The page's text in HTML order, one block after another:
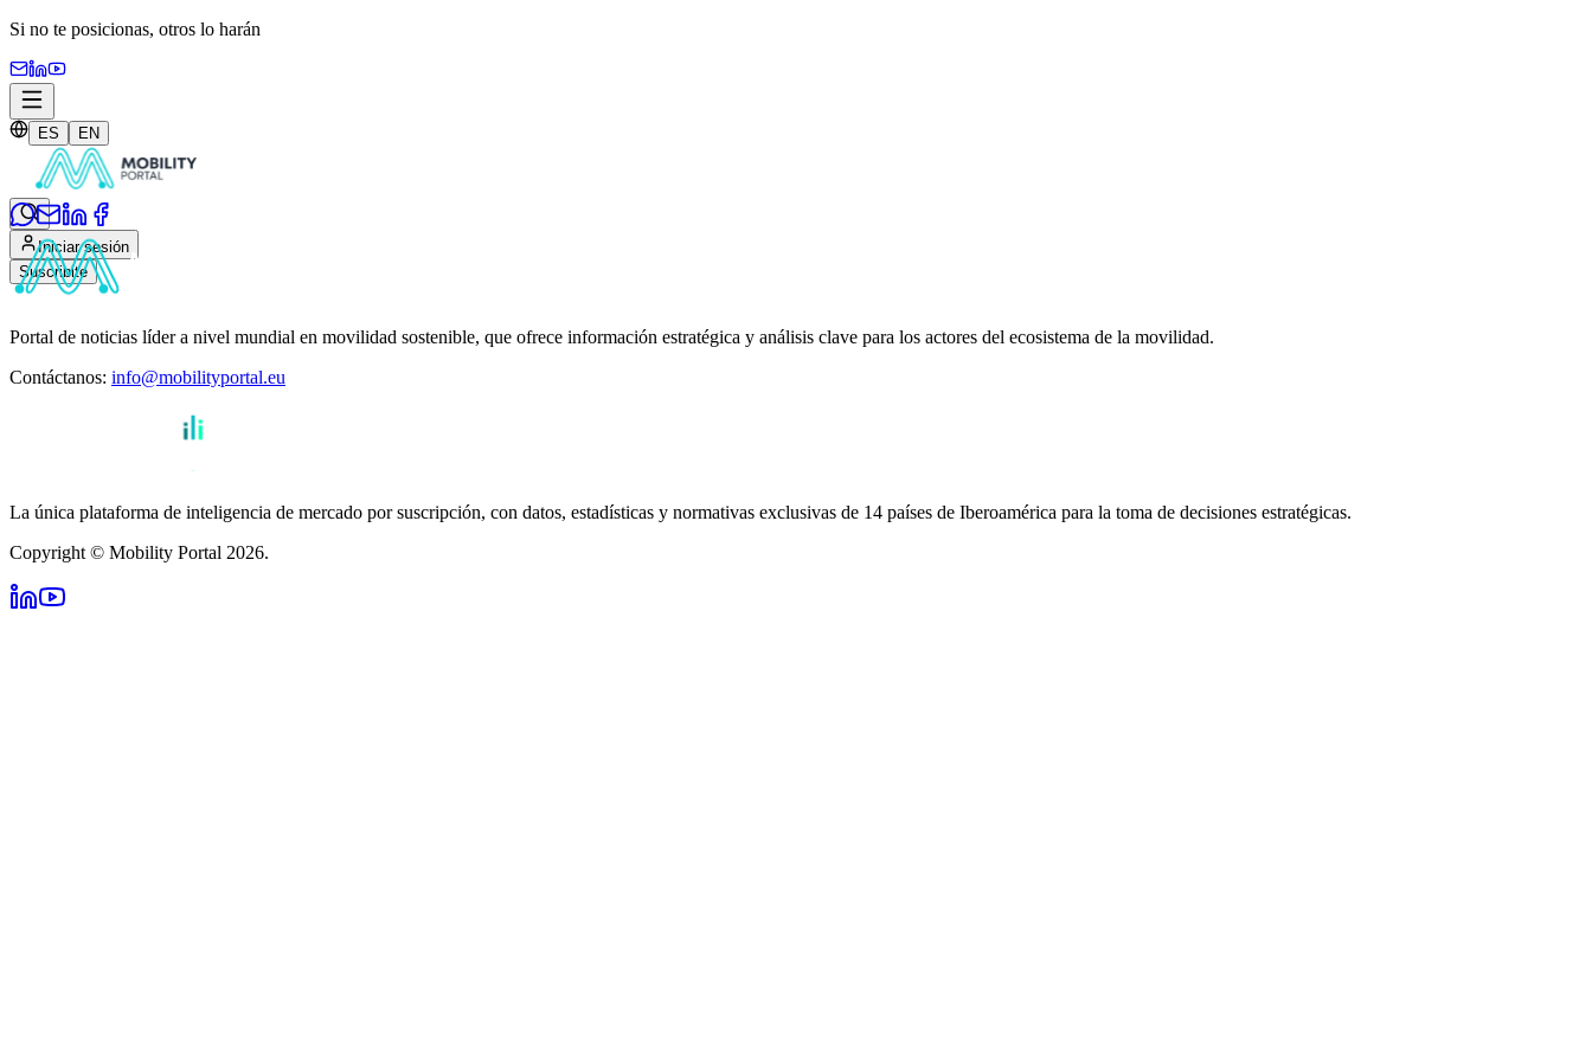
Si no te posicionas, otros lo harán
ES EN
Iniciar sesión
Suscribite
Portal de noticias líder a nivel mundial en movilidad sostenible, que ofrece información estratégica y análisis clave para los actores del ecosistema de la movilidad.
Contáctanos: info@mobilityportal.eu
La única plataforma de inteligencia de mercado por suscripción, con datos, estadísticas y normativas exclusivas de 14 países de Iberoamérica para la toma de decisiones estratégicas.
Copyright © Mobility Portal 2026.